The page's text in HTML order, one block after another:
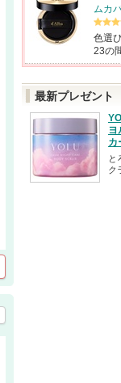
ムカ
色選
23の
最新プレゼント
ヨ
カ
と
ク